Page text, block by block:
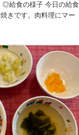
◎給食の様子 今日の給食
きです。肉料理にマー